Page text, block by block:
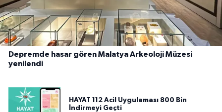
Depremde hasar gören Malatya Arkeoloji Müzesi
yenilendi
HAYAT 112 Acil Uygulaması 800 Bin
İndirmeyi Geçti